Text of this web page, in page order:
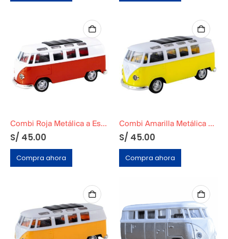
Combi Roja Metálica a Escal
S/ 45.00
Compra ahora
Combi Amarilla Metálica a Escala
S/ 45.00
Compra ahora